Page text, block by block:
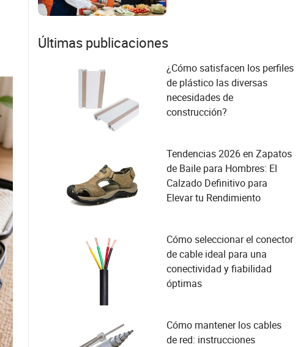
Últimas publicaciones
¿Cómo satisfacen los perfiles
de plástico las diversas
necesidades de
construcción?
Tendencias 2026 en Zapatos
de Baile para Hombres: El
Calzado Definitivo para
Elevar tu Rendimiento
Cómo seleccionar el conector
de cable ideal para una
conectividad y fiabilidad
óptimas
Cómo mantener los cables
de red: instrucciones